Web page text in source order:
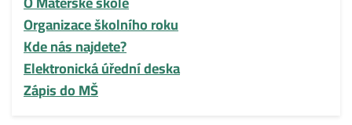
Organizace školního roku
Kde nás najdete?
Elektronická úřední deska
Zápis do MŠ